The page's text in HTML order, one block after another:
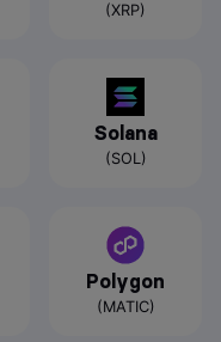
(XRP)
Solana
(SOL)
Polygon
(MATIC)